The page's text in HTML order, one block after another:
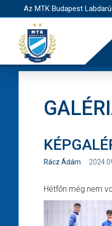
Az MTK Budapest
Rácz Ádám
Hétfőn még nem